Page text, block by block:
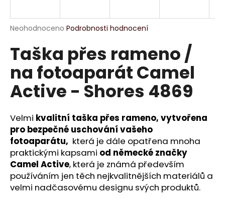
Průměrné
produktu
hvězdiček.
Neohodnoceno Podrobnosti hodnocení
Taška přes rameno /
na fotoaparát Camel
Active - Shores 4869
Velmi kvalitní taška přes rameno, vytvořena
pro bezpečné uschování vašeho
fotoaparátu, která je dále opatřena mnoha
praktickými kapsami od německé značky
Camel Active, která je známá především
používáním jen těch nejkvalitnějších materiálů a
velmi nadčasovému designu svých produktů.
j
t
?
HLEDAT
D
o
p
o